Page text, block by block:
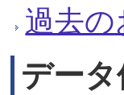
過去の
デー